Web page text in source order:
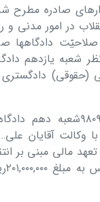
صادره مطرح
و انقلاب در امور
صلاحیّت
فوقالذکر با تأیید نظر
(حقوقی) دادگستری
ب) به حکایت دادنامه شماره ١١/١٢/
وکالت آقایان
مالی مبنی بر